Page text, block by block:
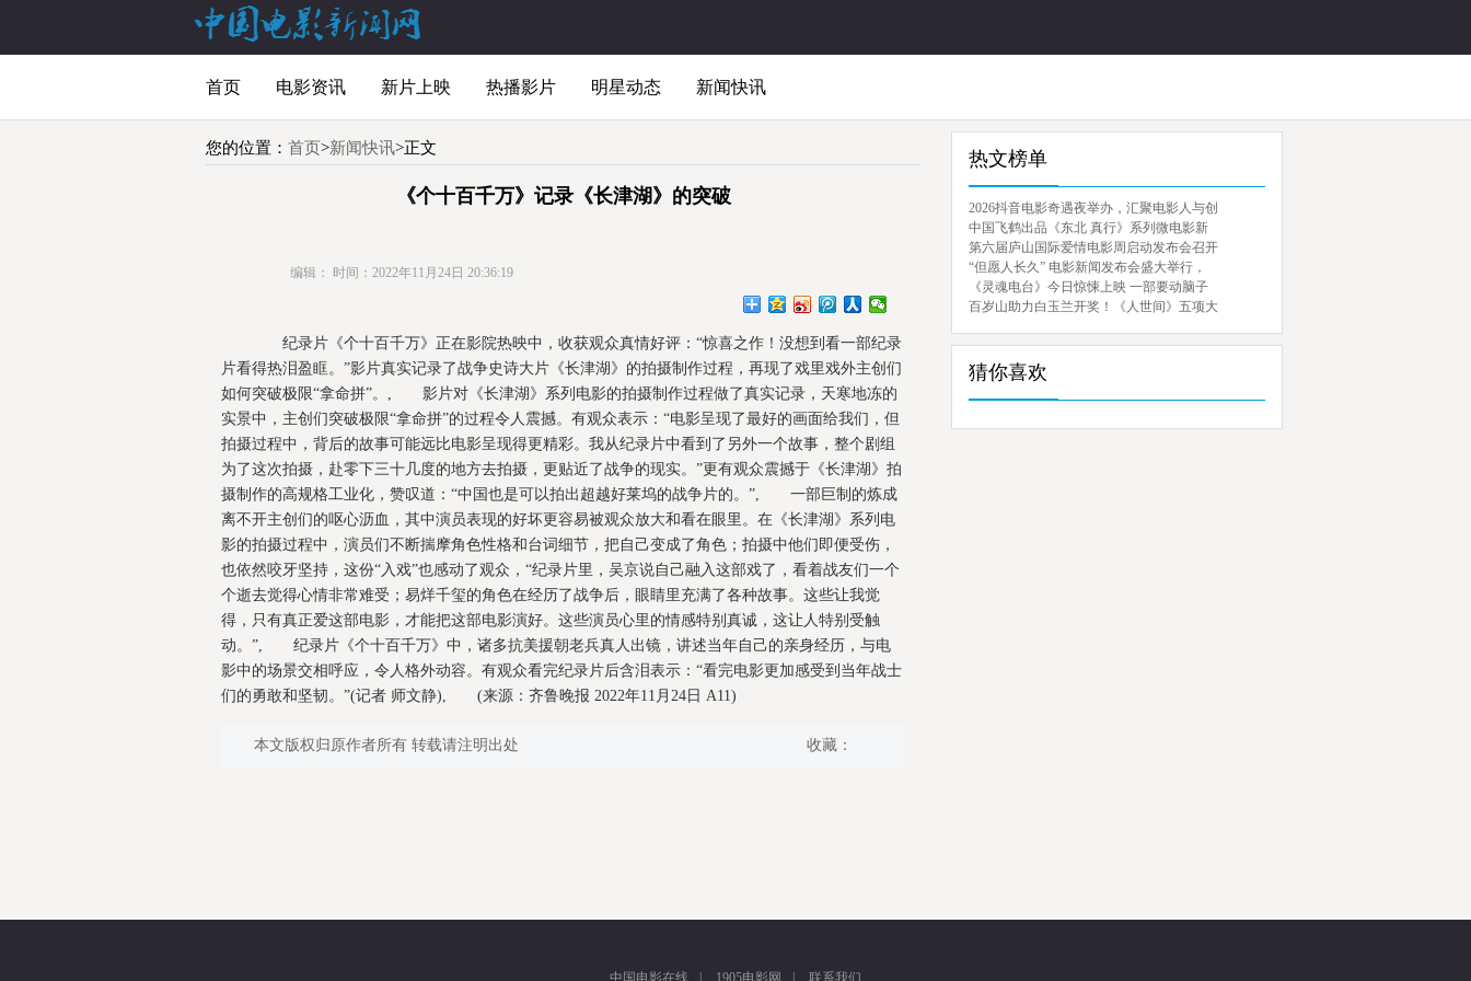
首页 电影资讯 新片上映 热播影片 明星动态 新闻快讯
您的位置： 首页>新闻快讯>正文
《个十百千万》记录《长津湖》的突破
编辑： 时间：2022年11月24日 20:36:19
纪录片《个十百千万》正在影院热映中，收获观众真情好评：“惊喜之作！没想到看一部纪录
片看得热泪盈眶。”影片真实记录了战争史诗大片《长津湖》的拍摄制作过程，再现了戏里戏外主创们
如何突破极限“拿命拼”。, 影片对《长津湖》系列电影的拍摄制作过程做了真实记录，天寒地冻的
实景中，主创们突破极限“拿命拼”的过程令人震撼。有观众表示：“电影呈现了最好的画面给我们，但
拍摄过程中，背后的故事可能远比电影呈现得更精彩。我从纪录片中看到了另外一个故事，整个剧组
为了这次拍摄，赴零下三十几度的地方去拍摄，更贴近了战争的现实。”更有观众震撼于《长津湖》拍
摄制作的高规格工业化，赞叹道：“中国也是可以拍出超越好莱坞的战争片的。”, 一部巨制的炼成
离不开主创们的呕心沥血，其中演员表现的好坏更容易被观众放大和看在眼里。在《长津湖》系列电
影的拍摄过程中，演员们不断揣摩角色性格和台词细节，把自己变成了角色；拍摄中他们即便受伤，
也依然咬牙坚持，这份“入戏”也感动了观众，“纪录片里，吴京说自己融入这部戏了，看着战友们一个
个逝去觉得心情非常难受；易烊千玺的角色在经历了战争后，眼睛里充满了各种故事。这些让我觉
得，只有真正爱这部电影，才能把这部电影演好。这些演员心里的情感特别真诚，这让人特别受触
动。”, 纪录片《个十百千万》中，诸多抗美援朝老兵真人出镜，讲述当年自己的亲身经历，与电
影中的场景交相呼应，令人格外动容。有观众看完纪录片后含泪表示：“看完电影更加感受到当年战士
们的勇敢和坚韧。”(记者 师文静), (来源：齐鲁晚报 2022年11月24日 A11)
本文版权归原作者所有 转载请注明出处 收藏：
热文榜单
2026抖音电影奇遇夜举办，汇聚电影人与创
中国飞鹤出品《东北 真行》系列微电影新
第六届庐山国际爱情电影周启动发布会召开
“但愿人长久” 电影新闻发布会盛大举行，
《灵魂电台》今日惊悚上映 一部要动脑子
百岁山助力白玉兰开奖！《人世间》五项大
猜你喜欢
中国电影在线 1905电影网 联系我们